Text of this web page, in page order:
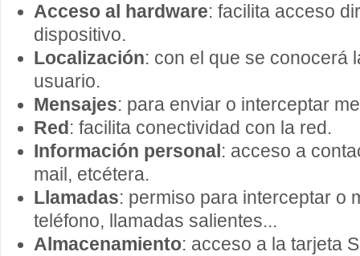
Acceso al hardware: facilita acceso
dispositivo.
Localización: con el que se conocerá
usuario.
Mensajes: para enviar o interceptar
Red : facilita conectividad con la red.
Información personal : acceso a
mail, etcétera.
Llamadas: permiso para interceptar o
teléfono, llamadas salientes...
Almacenamiento: acceso a la tarjeta